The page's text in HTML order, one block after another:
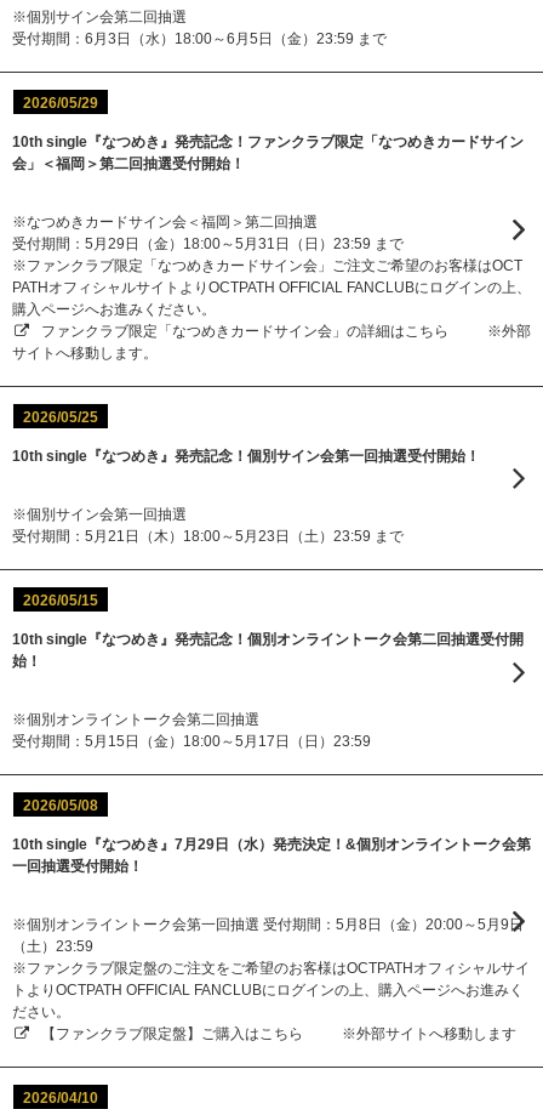
※個別サイン会第二回抽選
受付期間：6月3日（水）18:00～6月5日（金）23:59 まで
2026/05/29
10th single『なつめき』発売記念！ファンクラブ限定「なつめきカードサイン
会」＜福岡＞第二回抽選受付開始！
※なつめきカードサイン会＜福岡＞第二回抽選
受付期間：5月29日（金）18:00～5月31日（日）23:59 まで
※ファンクラブ限定「なつめきカードサイン会」ご注文ご希望のお客様はOCT
PATHオフィシャルサイトよりOCTPATH OFFICIAL FANCLUBにログインの上、
購入ページへお進みください。
ファンクラブ限定「なつめきカードサイン会」の詳細はこちら
※外部
サイトへ移動します。
2026/05/25
10th single『なつめき』発売記念！個別サイン会第一回抽選受付開始！
※個別サイン会第一回抽選
受付期間：5月21日（木）18:00～5月23日（土）23:59 まで
2026/05/15
10th single『なつめき』発売記念！個別オンライントーク会第二回抽選受付開
始！
※個別オンライントーク会第二回抽選
受付期間：5月15日（金）18:00～5月17日（日）23:59
2026/05/08
10th single『なつめき』7月29日（水）発売決定！&個別オンライントーク会第
一回抽選受付開始！
※個別オンライントーク会第一回抽選 受付期間：5月8日（金）20:00～5月9日
（土）23:59
※ファンクラブ限定盤のご注文をご希望のお客様はOCTPATHオフィシャルサイ
トよりOCTPATH OFFICIAL FANCLUBにログインの上、購入ページへお進みく
ださい。
【ファンクラブ限定盤】ご購入はこちら
※外部サイトへ移動します
2026/04/10